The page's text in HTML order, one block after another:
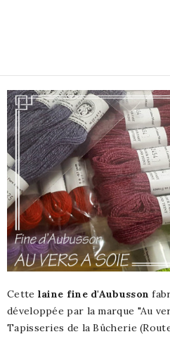

Cette laine fine d'Aubusson
développée par la marque "Au
Tapisseries de la Bûcherie